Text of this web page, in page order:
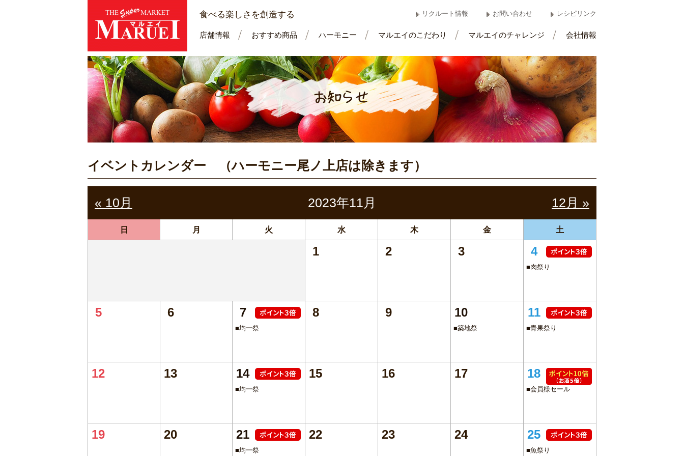
食べる楽しさを創造する リクルート情報 お問い合わせ レシピリンク
店舗情報 おすすめ商品 ハーモニー マルエイのこだわり マルエイのチャレンジ 会社情報
イベントカレンダー （ハーモニー尾ノ上店は除きます）
« 10月 2023年11月 12月 »
日 月 火 水 木 金 土
1 2 3 4
■肉祭り
5 6 7
■均一祭
8 9 10
■築地祭
11
■青果祭り
12 13 14
■均一祭
15 16 17 18
■会員様セール
19 20 21
■均一祭
22 23 24 25
■魚祭り